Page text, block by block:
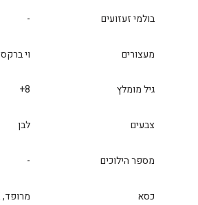
בולמי זעזועים -
מעצורים וי ברקס
גיל מומלץ 8+
צבעים לבן
מספר הילוכים -
כסא מרופד, BMX